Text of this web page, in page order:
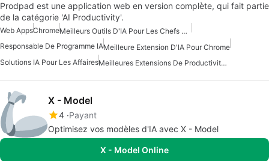
Prodpad est une application web en version complète, qui fait partie
de la catégorie 'AI Productivity'.
Web AppsChrome
Meilleurs Outils D'IA Pour Les Chefs De Produit
Responsable De Programme IAMeilleure Extension D'IA Pour Chrome
Solutions IA Pour Les Affaires
Meilleures Extensions De Productivité Pour Chrome
X - Model
4 Payant
Optimisez vos modèles d'IA avec X - Model
X - Model Online